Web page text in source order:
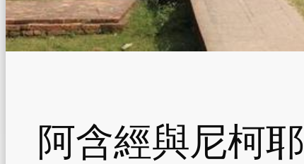
阿含經與尼柯耶